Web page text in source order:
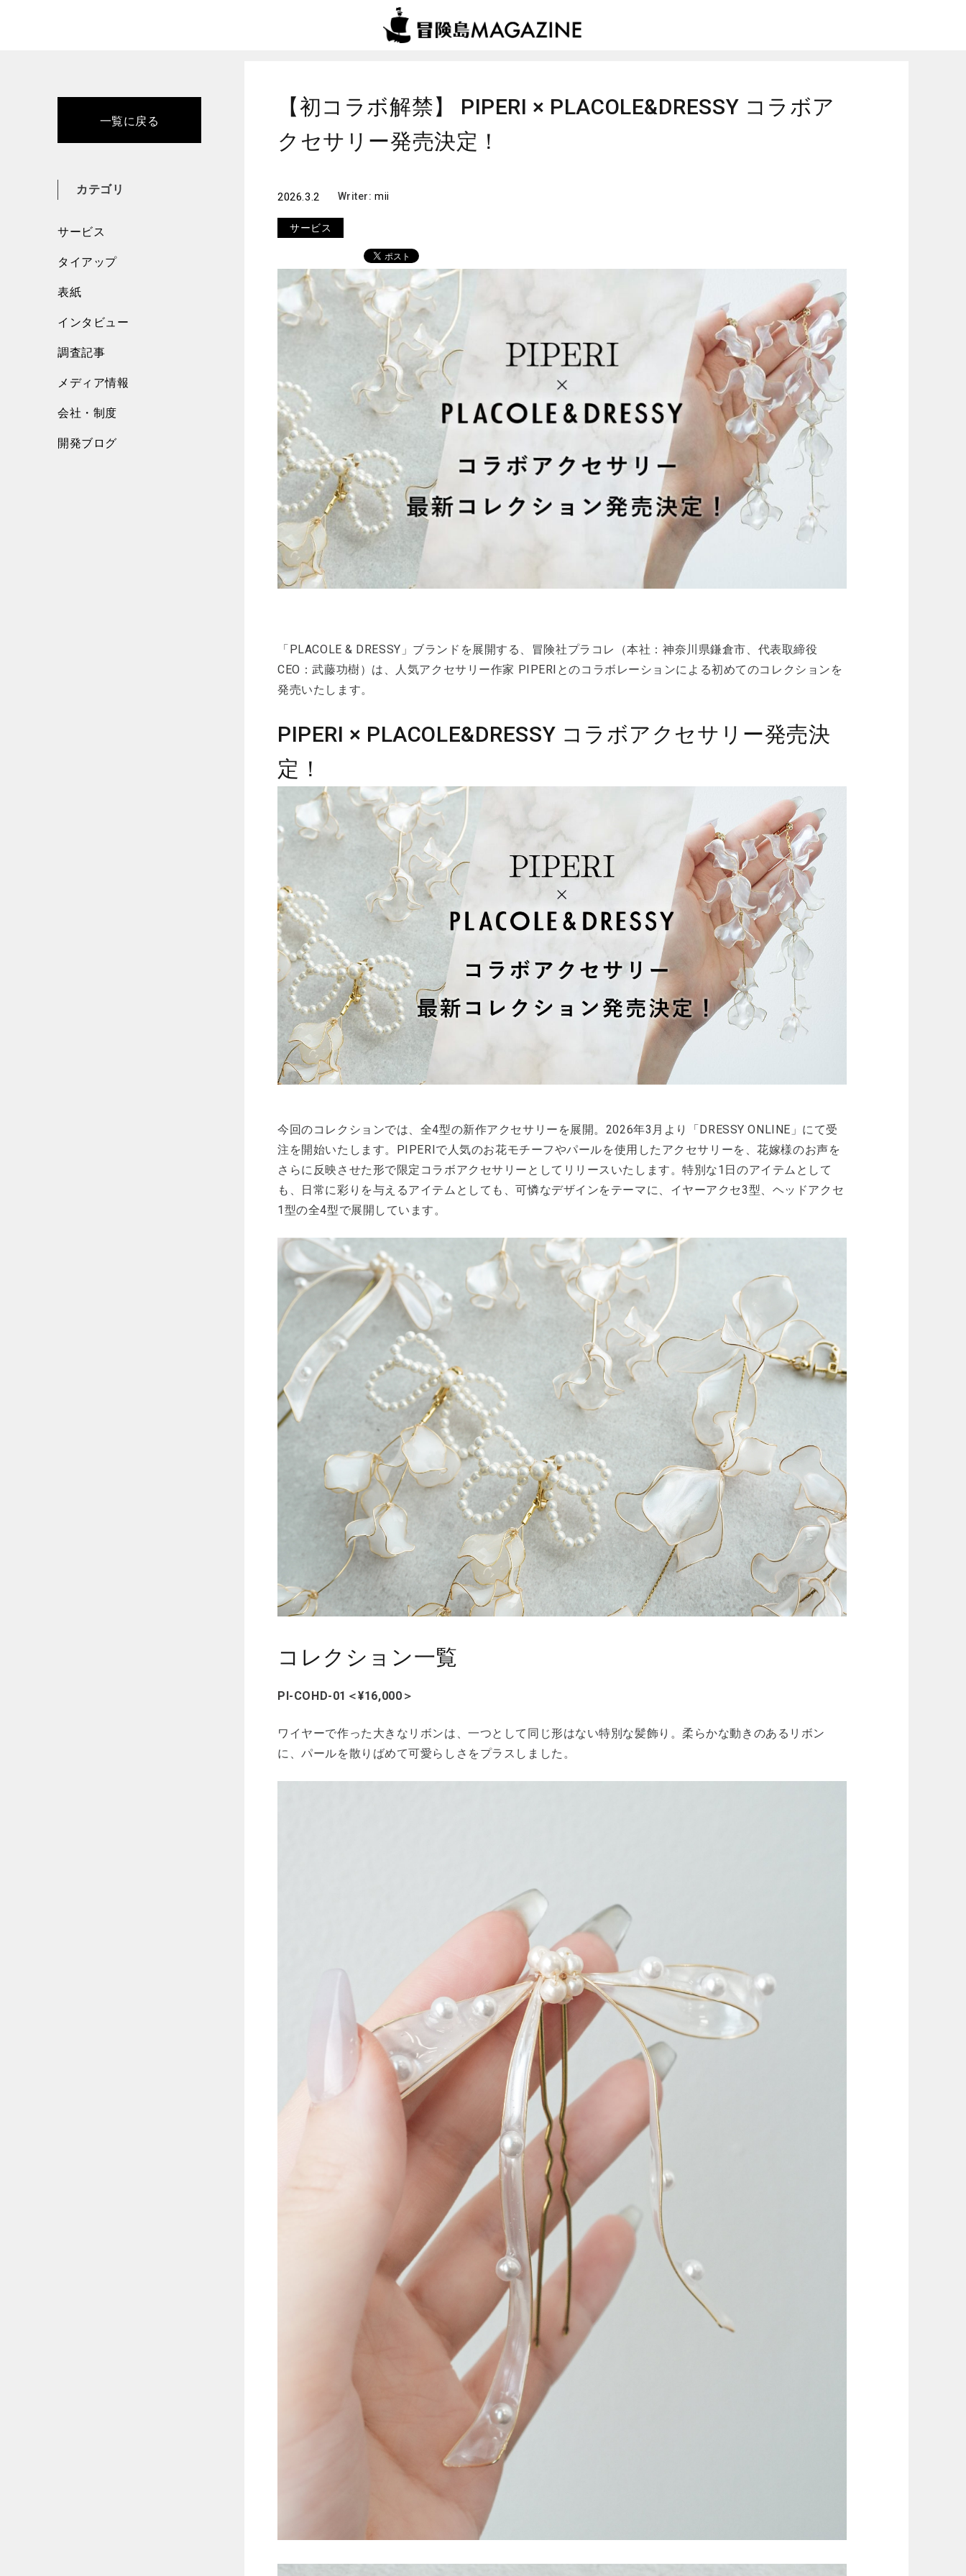
【初コラボ解禁】 PIPERI × PLACOLE&DRESSY コラボアクセサリー発売決定！
一覧に戻る
カテゴリ
サービス
タイアップ
表紙
インタビュー
調査記事
メディア情報
会社・制度
開発ブログ
【初コラボ解禁】 PIPERI × PLACOLE&DRESSY コラボア
クセサリー発売決定！
2026.3.2 Writer:mii
サービス
「PLACOLE & DRESSY」ブランドを展開する、冒険社プラコレ（本社：神奈川県鎌倉市、代表取締役
CEO：武藤功樹）は、人気アクセサリー作家 PIPERIとのコラボレーションによる初めてのコレクションを
発売いたします。
PIPERI × PLACOLE&DRESSY コラボアクセサリー発売決
定！
今回のコレクションでは、全4型の新作アクセサリーを展開。2026年3月より「DRESSY ONLINE」にて受
注を開始いたします。PIPERIで人気のお花モチーフやパールを使用したアクセサリーを、花嫁様のお声を
さらに反映させた形で限定コラボアクセサリーとしてリリースいたします。特別な1日のアイテムとして
も、日常に彩りを与えるアイテムとしても、可憐なデザインをテーマに、イヤーアクセ3型、ヘッドアクセ
1型の全4型で展開しています。
コレクション一覧
PI-COHD-01＜¥16,000＞
ワイヤーで作った大きなリボンは、一つとして同じ形はない特別な髪飾り。柔らかな動きのあるリボン
に、パールを散りばめて可愛らしさをプラスしました。